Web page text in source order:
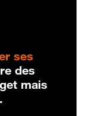
ses
des
mais